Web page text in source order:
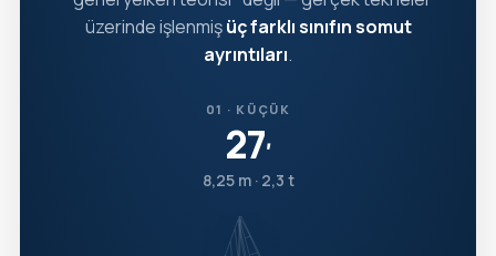
üzerinde işlenmişüç farklı sınıfın somut
ayrıntıları.
01 · KÜÇÜK
27′
8,25 m · 2,3 t